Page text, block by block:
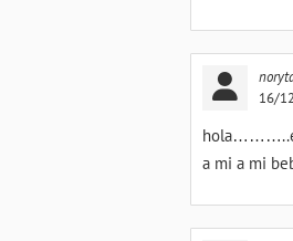
16/
hola………..es
a mi a mi